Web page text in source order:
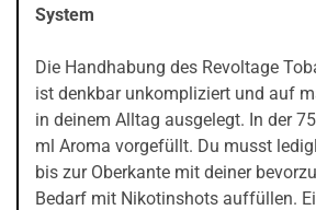
System
Die Handhabung des Revoltage
ist denkbar unkompliziert und auf
in deinem Alltag ausgelegt. In der
ml Aroma vorgefüllt. Du musst
bis zur Oberkante mit deiner
Bedarf mit Nikotinshots auffüllen.